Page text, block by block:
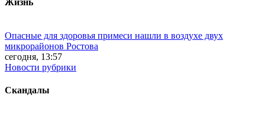
Жизнь
Опасные для здоровья примеси нашли в воздухе двух
микрорайонов Ростова
сегодня, 13:57
Новости рубрики
Скандалы